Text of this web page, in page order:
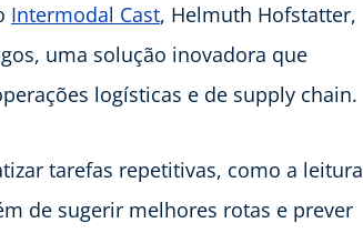
Intermodal Cast, Helmuth Hofstatter,
uma solução inovadora que
logísticas e de supply chain.
tarefas repetitivas, como a leitura
de sugerir melhores rotas e prever